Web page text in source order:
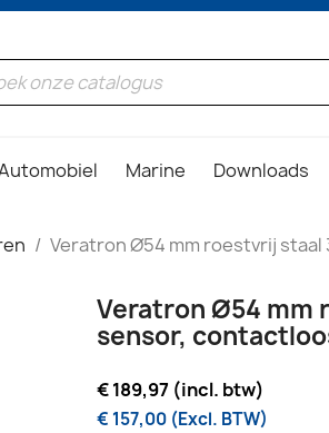
Marine Downloads
Veratron Ø54 mm roestvrij staal
Veratron Ø54 mm
sensor,
€ 189,97 (incl. btw)
€ 157,00 (Excl. BTW)